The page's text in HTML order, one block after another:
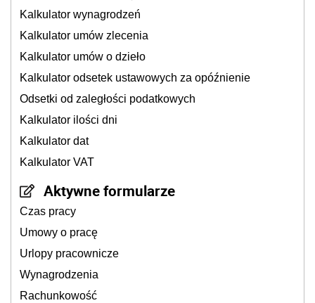
Kalkulator wynagrodzeń
Kalkulator umów zlecenia
Kalkulator umów o dzieło
Kalkulator odsetek ustawowych za opóźnienie
Odsetki od zaległości podatkowych
Kalkulator ilości dni
Kalkulator dat
Kalkulator VAT
Aktywne formularze
Czas pracy
Umowy o pracę
Urlopy pracownicze
Wynagrodzenia
Rachunkowość